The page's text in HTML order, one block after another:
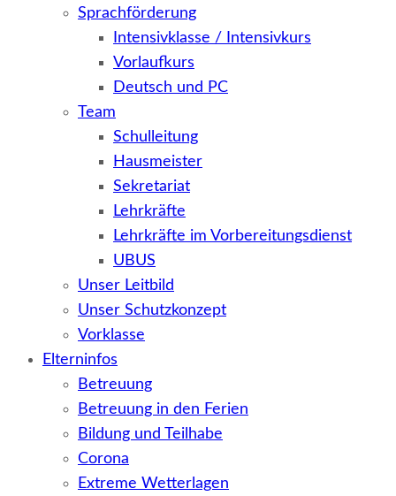
Sprachförderung
Intensivklasse / Intensivkurs
Vorlaufkurs
Deutsch und PC
Team
Schulleitung
Hausmeister
Sekretariat
Lehrkräfte
Lehrkräfte im Vorbereitungsdienst
UBUS
Unser Leitbild
Unser Schutzkonzept
Vorklasse
Elterninfos
Betreuung
Betreuung in den Ferien
Bildung und Teilhabe
Corona
Extreme Wetterlagen